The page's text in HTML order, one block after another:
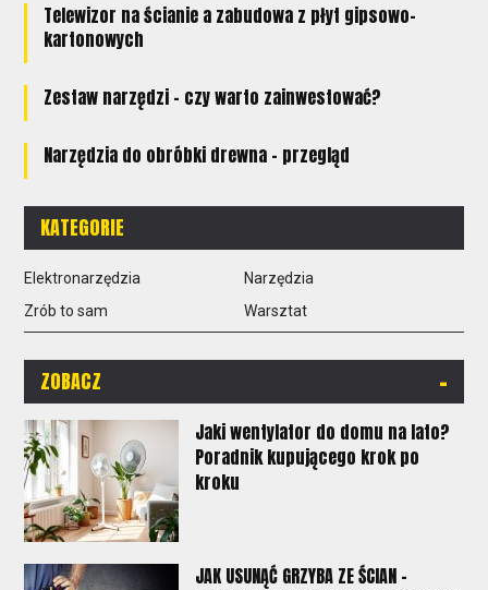
Telewizor na ścianie a zabudowa z płyt gipsowo-
kartonowych
Zestaw narzędzi - czy warto zainwestować?
Narzędzia do obróbki drewna - przegląd
KATEGORIE
Elektronarzędzia
Narzędzia
Zrób to sam
Warsztat
ZOBACZ -
Jaki wentylator do domu na lato?
Poradnik kupującego krok po
kroku
JAK USUNĄĆ GRZYBA ZE ŚCIAN -